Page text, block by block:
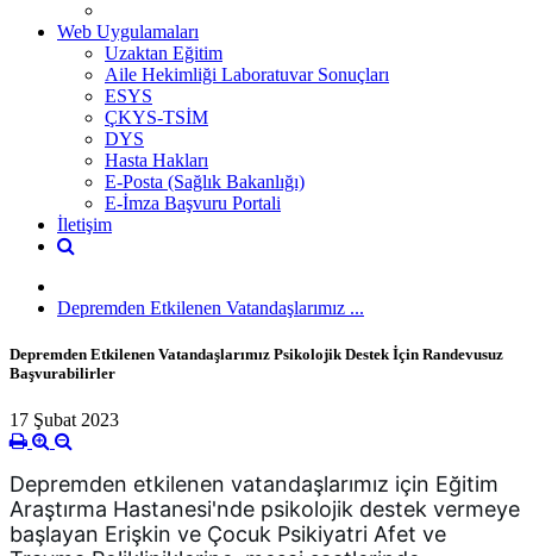
Web Uygulamaları
Uzaktan Eğitim
Aile Hekimliği Laboratuvar Sonuçları
ESYS
ÇKYS-TSİM
DYS
Hasta Hakları
E-Posta (Sağlık Bakanlığı)
E-İmza Başvuru Portali
İletişim
Depremden Etkilenen Vatandaşlarımız ...
Depremden Etkilenen Vatandaşlarımız Psikolojik Destek İçin Randevusuz
Başvurabilirler
17 Şubat 2023
Depremden etkilenen vatandaşlarımız için Eğitim
Araştırma Hastanesi'nde psikolojik destek vermeye
başlayan Erişkin ve Çocuk Psikiyatri Afet ve